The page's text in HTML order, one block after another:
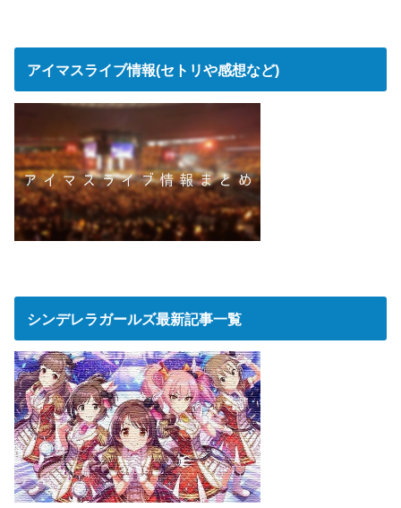
アイマスライブ情報(セトリや感想など)
シンデレラガールズ最新記事一覧